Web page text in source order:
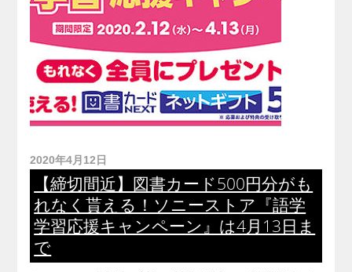
2020年4月12日
【締切間近】図書カード500円分がも
れなく貰える！ソニーストア『語学
学習応援キャンペーン』は4月13日ま
で